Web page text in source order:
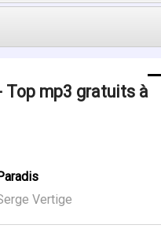
Top mp3 gratuits à
Vertige